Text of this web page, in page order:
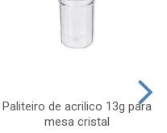
Paliteiro de acrilico 13g para
mesa cristal